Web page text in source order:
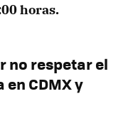
horas.
no respetar el
CDMX y